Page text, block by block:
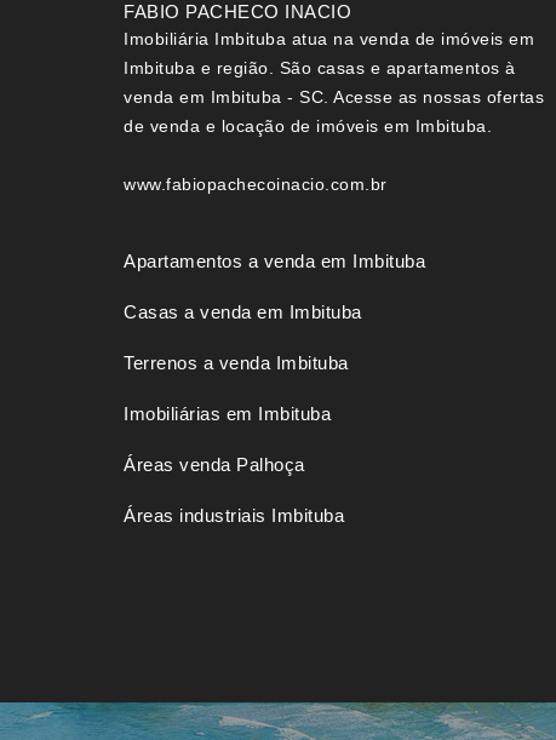
FABIO PACHECO INACIO
Imobiliária Imbituba atua na venda de imóveis em
Imbituba e região. São casas e apartamentos à
venda em Imbituba - SC. Acesse as nossas ofertas
de venda e locação de imóveis em Imbituba.
www.fabiopachecoinacio.com.br
Apartamentos a venda em Imbituba
Casas a venda em Imbituba
Terrenos a venda Imbituba
Imobiliárias em Imbituba
Áreas venda Palhoça
Áreas industriais Imbituba